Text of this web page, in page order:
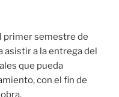
primer semestre de
asistir a la entrega del
que pueda
con el fin de